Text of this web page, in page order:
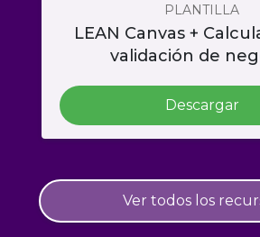
PLANTILLA
LEAN Canvas +
validación de
Descargar
Ver todos los